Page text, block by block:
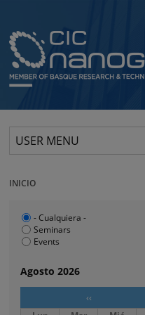
USER MENU
INICIO
Agosto 2026
‹‹
- Cualquiera -
Seminars
Events